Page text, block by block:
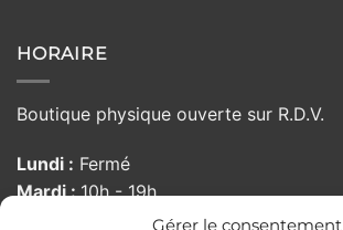
Gérer le consentement
HORAIRE
Boutique physique ouverte sur R.D.V.
Lundi : Fermé
Mardi :10h - 19h
10h - 19h